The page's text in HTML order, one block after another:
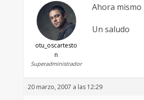
otu_oscartesto
n
Superadministrador
Ahora
Un saludo
20 marzo, 2007 a las 12:29